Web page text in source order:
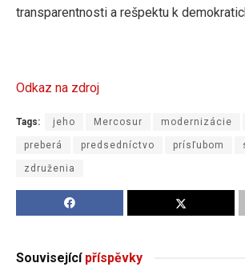
transparentnosti a rešpektu k
Odkaz na zdroj
Tags: jeho Mercosur modernizácie
preberá predsedníctvo prísľubom
združenia
Souvisejícípříspěvky